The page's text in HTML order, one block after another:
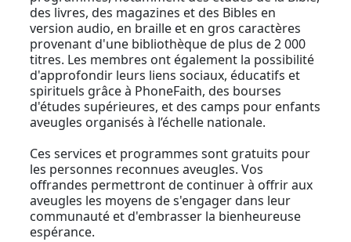
des livres, des magazines et des Bibles en
version audio, en braille et en gros caractères
provenant d'une bibliothèque de plus de 2 000
titres. Les membres ont également la possibilité
d'approfondir leurs liens sociaux, éducatifs et
spirituels grâce à PhoneFaith, des bourses
d'études supérieures, et des camps pour enfants
aveugles organisés à l’échelle nationale.
Ces services et programmes sont gratuits pour
les personnes reconnues aveugles. Vos
offrandes permettront de continuer à offrir aux
aveugles les moyens de s'engager dans leur
communauté et d'embrasser la bienheureuse
espérance.